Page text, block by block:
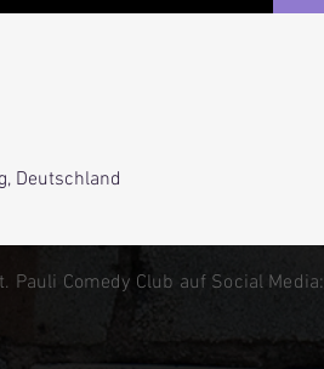
Deutschland
Pauli Comedy Club auf Social Media: